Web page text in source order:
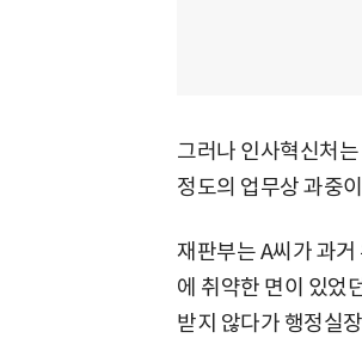
그러나 인사혁신처
정도의 업무상 과중
재판부는 A씨가 과
에 취약한 면이 있었
받지 않다가 행정실